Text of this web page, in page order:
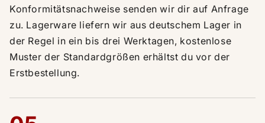
Konformitätsnachweise senden wir dir auf Anfrage
zu. Lagerware liefern wir aus deutschem Lager in
der Regel in ein bis drei Werktagen, kostenlose
Muster der Standardgrößen erhältst du vor der
Erstbestellung.